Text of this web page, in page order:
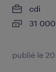
cdi
31
publié le